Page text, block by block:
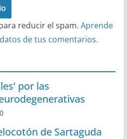
reducir el spam. Aprende
de tus comentarios.
por las
de Sartaguda